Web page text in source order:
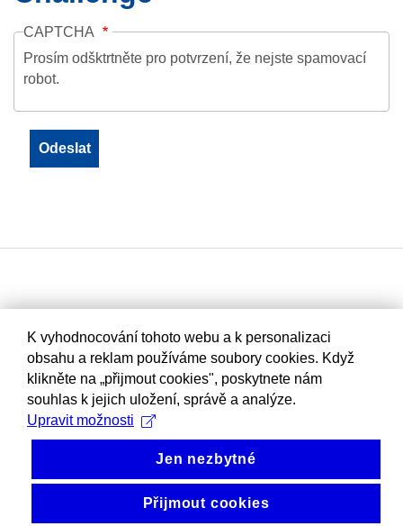
CAPTCHA
Prosím odšktrtněte pro potvrzení, že nejste spamovací
robot.
K vyhodnocování tohoto webu a k personalizaci
obsahu a reklam používáme soubory cookies. Když
klikněte na „přijmout cookies", poskytnete nám
souhlas k jejich uložení, správě a analýze.
Upravit možnosti
Jen nezbytné
Přijmout cookies